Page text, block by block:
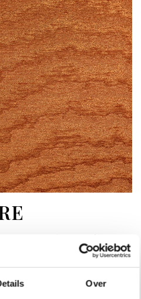
Over
Arte is de moiré-
proces waarbij men een